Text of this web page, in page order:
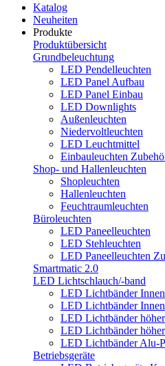
Katalog
Neuheiten
Produkte
Produktübersicht
Grundbeleuchtung
LED Pendelleuchten
LED Panel Aufbau
LED Panel Einbau
LED Downlights
Außenleuchten
Niedervoltleuchten
LED Leuchtmittel
Einbauleuchten
Shop- und Hallenleuchten
Shopleuchten
Hallenleuchten
Feuchtraumleuchten
Büroleuchten
LED Paneelleuchten
LED Stehleuchten
LED Paneelleuchten
Smartmatic 2.0
LED Lichtschlauch/-band
LED Lichtbänder
LED Lichtbänder
LED Lichtbänder
LED Lichtbänder
LED Lichtbänder Alu-
Betriebsgeräte